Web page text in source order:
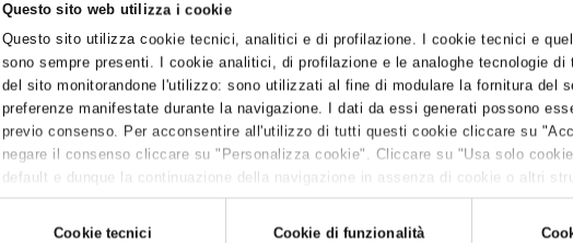
Questo sito web utilizza i cookie
Questo sito utilizza cookie tecnici, analitici e di profilazione. I cookie tecnici e
sono sempre presenti. I cookie analitici, di profilazione e le analoghe tecnologie
del sito monitorandone l'utilizzo: sono utilizzati al fine di modulare la fornitura del
preferenze manifestate durante la navigazione. I dati da essi generati possono
previo consenso. Per acconsentire all'utilizzo di tutti questi cookie cliccare su
negare il consenso cliccare su "Personalizza cookie". Cliccare su "Usa solo
default e dunque la continuazione della navigazione in assenza di cookie o altri
per avere maggiori informazioni, leggere laCookie policy.
Cookie tecnici Cookie di funzionalità